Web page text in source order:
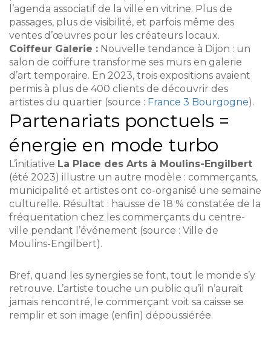
l’agenda associatif de la ville en vitrine. Plus de
passages, plus de visibilité, et parfois même des
ventes d’œuvres pour les créateurs locaux.
Coiffeur Galerie : Nouvelle tendance à Dijon : un
salon de coiffure transforme ses murs en galerie
d’art temporaire. En 2023, trois expositions avaient
permis à plus de 400 clients de découvrir des
artistes du quartier (source : France 3 Bourgogne).
Partenariats ponctuels =
énergie en mode turbo
L’initiative La Place des Arts à Moulins-Engilbert
(été 2023) illustre un autre modèle : commerçants,
municipalité et artistes ont co-organisé une semaine
culturelle. Résultat : hausse de 18 % constatée de la
fréquentation chez les commerçants du centre-
ville pendant l’événement (source : Ville de
Moulins-Engilbert).
Bref, quand les synergies se font, tout le monde s’y
retrouve. L’artiste touche un public qu’il n’aurait
jamais rencontré, le commerçant voit sa caisse se
remplir et son image (enfin) dépoussiérée.